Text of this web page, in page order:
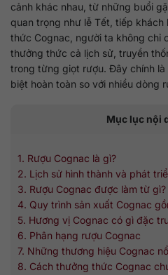
cảnh khác nhau, từ những buổi
quan trọng như lễ Tết, tiếp
thức Cognac, người ta không chỉ
thưởng thức cả lịch sử, truyền
trong từng giọt rượu. Đây chính
biệt hoàn toàn so với nhiều dòng
Mục lục nội
1. Rượu Cognac là gì?
2. Lịch sử hình thành và phát
3. Rượu Cognac được làm từ gì?
4. Quy trình sản xuất Cognac
5. Hương vị Cognac có gì đặc
6. Phân hạng rượu Cognac
7. Những thương hiệu Cognac
8. Cách thưởng thức Cognac